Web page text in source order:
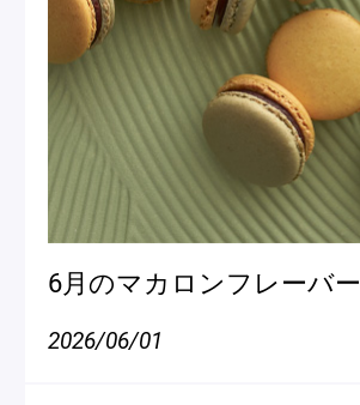
6月のマカロンフレーバー
2026/06/01